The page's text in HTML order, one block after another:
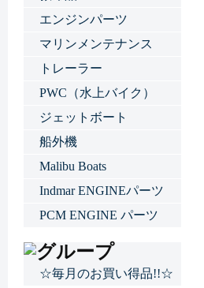
エンジンパーツ
マリンメンテナンス
トレーラー
PWC（水上バイク）
ジェットボート
船外機
Malibu Boats
Indmar ENGINEパーツ
PCM ENGINE パーツ
☆毎月のお買い得品!!☆